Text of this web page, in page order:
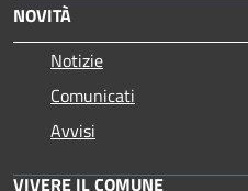
NOVITÀ
Notizie
Comunicati
Avvisi
VIVERE IL COMUNE